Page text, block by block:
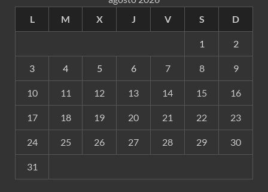
L
M X J V S D
1 2
3 4 5 6 7 8 9
10 11 12 13 14 15 16
17 18 19 20 21 22 23
24 25 26 27 28 29 30
31